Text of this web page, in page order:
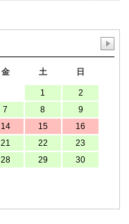
金 土 日
1
2
7 8
9
14 15
16
21 22
23
28 29
30